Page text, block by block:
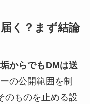
く？まず結論
からでもDMは送
の公開範囲を制
のものを止める設